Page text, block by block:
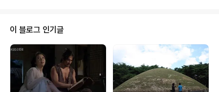
대해 말하자면 그는 틀림없이 죽을 것입니다. 그에게 어떤
숨겨진 연유가 있고 피치 못할 사정이 있든지 간에 그가 악
인인 것만은 분명합니다. 그는 완벽한 살인귀로 변모했습
니다. 만약 그런 살인행위를 특수한 사정이 있어 용서한다
는 것은 있을 수 없는 일입니다. 그것은 마치 김길태가 피치
못할 사정으로..
이 블로그 인기글